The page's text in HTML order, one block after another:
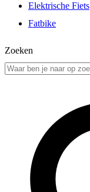
Elektrische Fiets
Fatbike
Zoeken